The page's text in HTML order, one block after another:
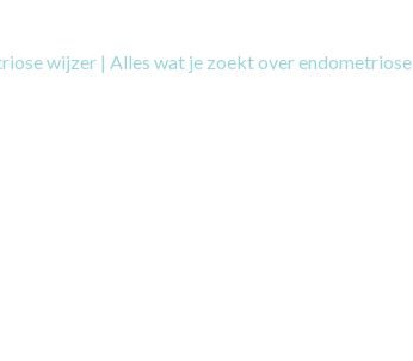
wijzer | Alles wat je zoekt over endometriose